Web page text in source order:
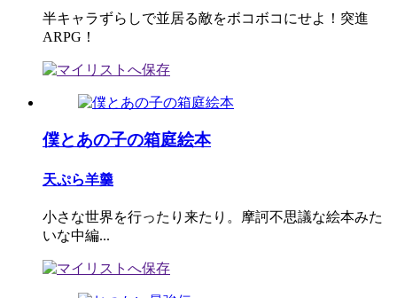
半キャラずらしで並居る敵をボコボコにせよ！突進
ARPG！
僕とあの子の箱庭絵本
天ぷら羊羹
小さな世界を行ったり来たり。摩訶不思議な絵本みた
いな中編...